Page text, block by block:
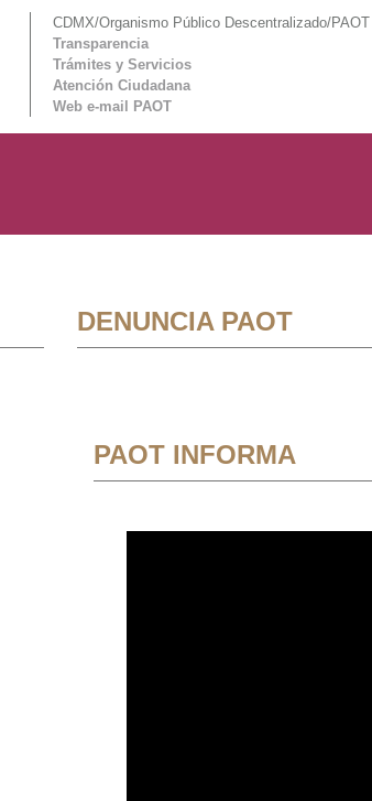
CDMX/Organismo Público Descentralizado/PAOT
Transparencia
Trámites y Servicios
Atención Ciudadana
Web e-mail PAOT
DENUNCIA PAOT
PAOT INFORMA